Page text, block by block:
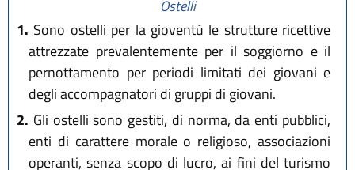
Ostelli
1. Sono ostelli per la gioventù le strutture ricettive
attrezzate prevalentemente per il soggiorno e il
pernottamento per periodi limitati dei giovani e
degli accompagnatori di gruppi di giovani.
2. Gli ostelli sono gestiti, di norma, da enti pubblici,
enti di carattere morale o religioso, associazioni
operanti, senza scopo di lucro, ai fini del turismo